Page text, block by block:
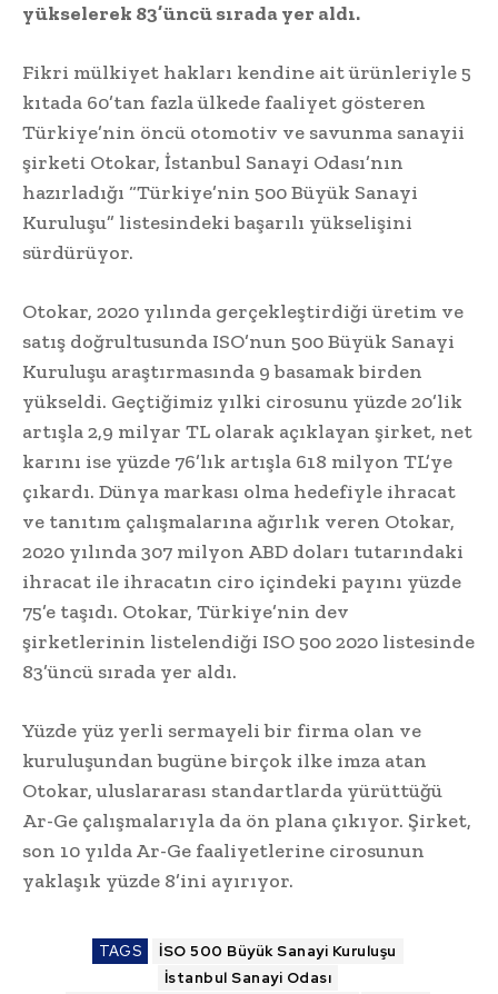
yükselerek 83’üncü sırada yer aldı.
Fikri mülkiyet hakları kendine ait ürünleriyle 5
kıtada 60’tan fazla ülkede faaliyet gösteren
Türkiye’nin öncü otomotiv ve savunma sanayii
şirketi Otokar, İstanbul Sanayi Odası’nın
hazırladığı “Türkiye’nin 500 Büyük Sanayi
Kuruluşu” listesindeki başarılı yükselişini
sürdürüyor.
Otokar, 2020 yılında gerçekleştirdiği üretim ve
satış doğrultusunda ISO’nun 500 Büyük Sanayi
Kuruluşu araştırmasında 9 basamak birden
yükseldi. Geçtiğimiz yılki cirosunu yüzde 20’lik
artışla 2,9 milyar TL olarak açıklayan şirket, net
karını ise yüzde 76’lık artışla 618 milyon TL’ye
çıkardı. Dünya markası olma hedefiyle ihracat
ve tanıtım çalışmalarına ağırlık veren Otokar,
2020 yılında 307 milyon ABD doları tutarındaki
ihracat ile ihracatın ciro içindeki payını yüzde
75’e taşıdı. Otokar, Türkiye’nin dev
şirketlerinin listelendiği ISO 500 2020 listesinde
83’üncü sırada yer aldı.
Yüzde yüz yerli sermayeli bir firma olan ve
kuruluşundan bugüne birçok ilke imza atan
Otokar, uluslararası standartlarda yürüttüğü
Ar-Ge çalışmalarıyla da ön plana çıkıyor. Şirket,
son 10 yılda Ar-Ge faaliyetlerine cirosunun
yaklaşık yüzde 8’ini ayırıyor.
TAGS
İSO 500 Büyük Sanayi Kuruluşu
İstanbul Sanayi Odası